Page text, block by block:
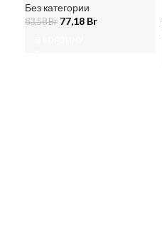
Без категории
83,58Br 77,18 Br